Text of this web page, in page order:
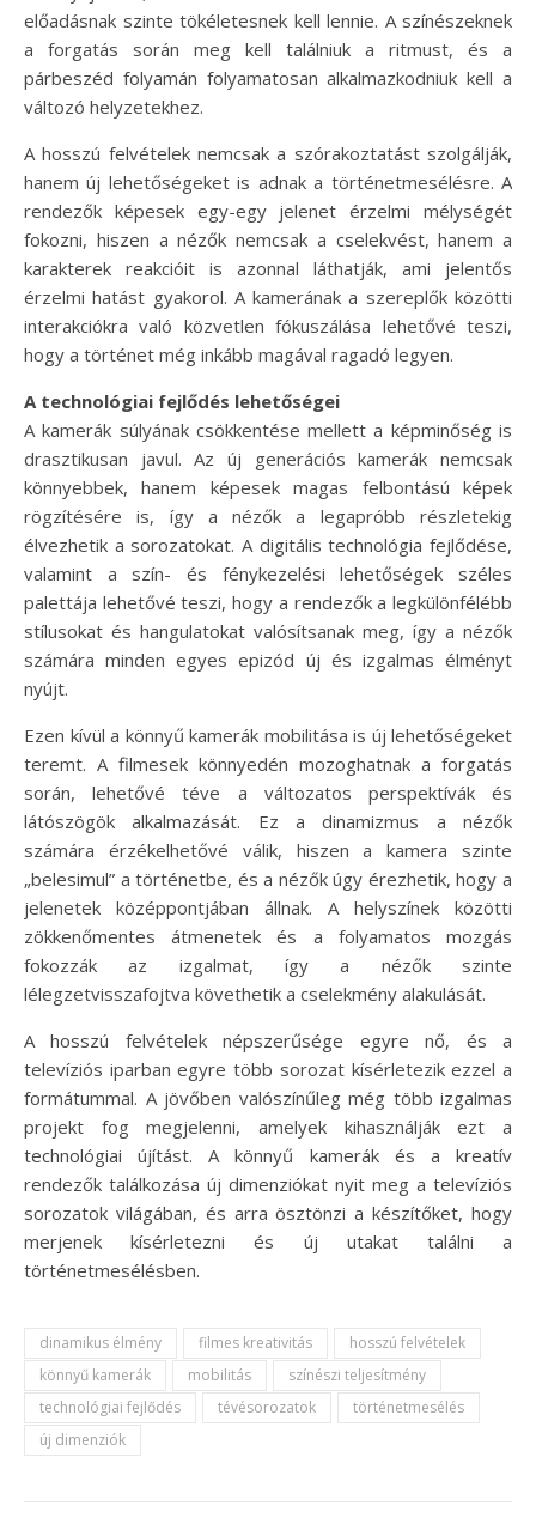
előadásnak szinte tökéletesnek kell lennie. A színészeknek
a forgatás során meg kell találniuk a ritmust, és a
párbeszéd folyamán folyamatosan alkalmazkodniuk kell a
változó helyzetekhez.
A hosszú felvételek nemcsak a szórakoztatást szolgálják,
hanem új lehetőségeket is adnak a történetmesélésre. A
rendezők képesek egy-egy jelenet érzelmi mélységét
fokozni, hiszen a nézők nemcsak a cselekvést, hanem a
karakterek reakcióit is azonnal láthatják, ami jelentős
érzelmi hatást gyakorol. A kamerának a szereplők közötti
interakciókra való közvetlen fókuszálása lehetővé teszi,
hogy a történet még inkább magával ragadó legyen.
A technológiai fejlődés lehetőségei
A kamerák súlyának csökkentése mellett a képminőség is
drasztikusan javul. Az új generációs kamerák nemcsak
könnyebbek, hanem képesek magas felbontású képek
rögzítésére is, így a nézők a legapróbb részletekig
élvezhetik a sorozatokat. A digitális technológia fejlődése,
valamint a szín- és fénykezelési lehetőségek széles
palettája lehetővé teszi, hogy a rendezők a legkülönfélébb
stílusokat és hangulatokat valósítsanak meg, így a nézők
számára minden egyes epizód új és izgalmas élményt
nyújt.
Ezen kívül a könnyű kamerák mobilitása is új lehetőségeket
teremt. A filmesek könnyedén mozoghatnak a forgatás
során, lehetővé téve a változatos perspektívák és
látószögök alkalmazását. Ez a dinamizmus a nézők
számára érzékelhetővé válik, hiszen a kamera szinte
„belesimul” a történetbe, és a nézők úgy érezhetik, hogy a
jelenetek középpontjában állnak. A helyszínek közötti
zökkenőmentes átmenetek és a folyamatos mozgás
fokozzák az izgalmat, így a nézők szinte
lélegzetvisszafojtva követhetik a cselekmény alakulását.
A hosszú felvételek népszerűsége egyre nő, és a
televíziós iparban egyre több sorozat kísérletezik ezzel a
formátummal. A jövőben valószínűleg még több izgalmas
projekt fog megjelenni, amelyek kihasználják ezt a
technológiai újítást. A könnyű kamerák és a kreatív
rendezők találkozása új dimenziókat nyit meg a televíziós
sorozatok világában, és arra ösztönzi a készítőket, hogy
merjenek kísérletezni és új utakat találni a
történetmesélésben.
dinamikus élmény filmes kreativitás
hosszú felvételek
könnyű kamerák
mobilitás
színészi teljesítmény
technológiai fejlődés
tévésorozatok
történetmesélés
új dimenziók